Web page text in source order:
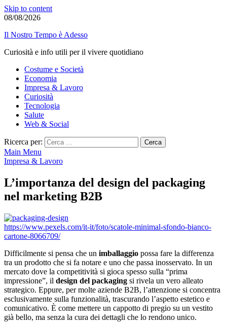
Skip to content
08/08/2026
Il Nostro Tempo è Adesso
Curiosità e info utili per il vivere quotidiano
Costume e Società
Economia
Impresa & Lavoro
Curiosità
Tecnologia
Salute
Web & Social
Ricerca per:
Main Menu
Impresa & Lavoro
L’importanza del design del packaging
nel marketing B2B
https://www.pexels.com/it-it/foto/scatole-minimal-sfondo-bianco-
cartone-8066709/
Difficilmente si pensa che un imballaggio possa fare la differenza
tra un prodotto che si fa notare e uno che passa inosservato. In un
mercato dove la competitività si gioca spesso sulla “prima
impressione”, il design del packaging si rivela un vero alleato
strategico. Eppure, per molte aziende B2B, l’attenzione si concentra
esclusivamente sulla funzionalità, trascurando l’aspetto estetico e
comunicativo. È come mettere un cappotto di pregio su un vestito
già bello, ma senza la cura dei dettagli che lo rendono unico.